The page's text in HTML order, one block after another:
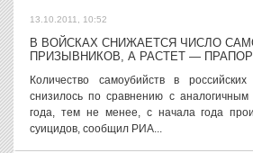
13.10.2011, 10:52
В ВОЙСКАХ СНИЖАЕТСЯ ЧИСЛО
ПРИЗЫВНИКОВ, А РАСТЕТ —
Количество самоубийств в
снизилось по сравнению с аналогичным
года, тем не менее, с начала года
суицидов, сообщил РИА...